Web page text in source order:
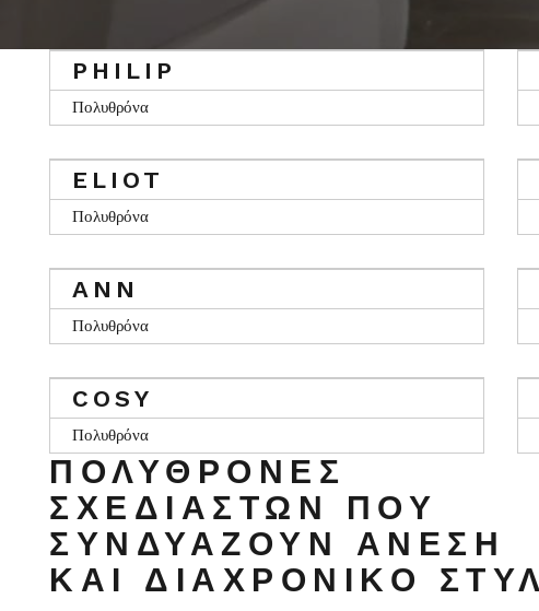
ΠΟΛΥΘΡΌΝΕΣ
ΣΧΕΔΙΑΣΤΏΝ ΠΟΥ
ΣΥΝΔΥΆΖΟΥΝ ΆΝΕΣΗ
ΚΑΙ ΔΙΑΧΡΟΝΙΚΌ ΣΤΥΛ
PHILIP
Πολυθρόνα
ELIOT
Πολυθρόνα
ANN
Πολυθρόνα
COSY
Πολυθρόνα